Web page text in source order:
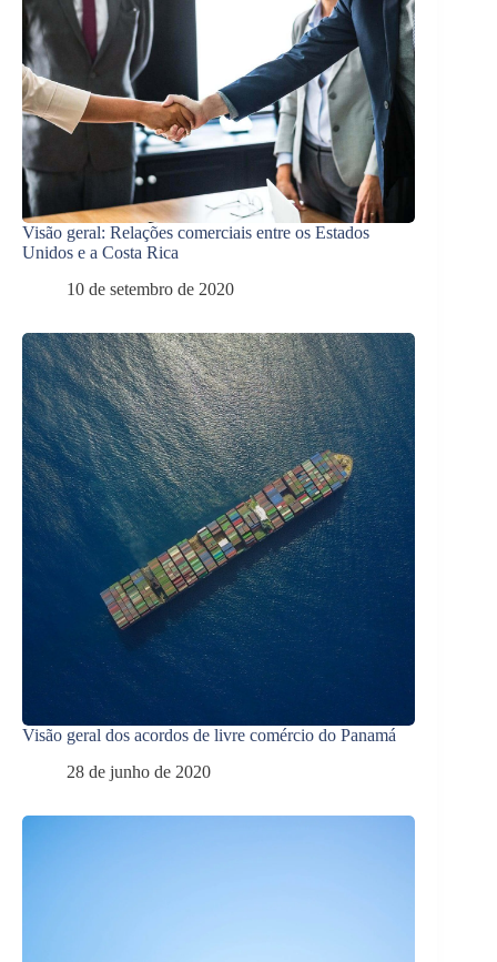
Visão geral: Relações comerciais entre os Estados
Unidos e a Costa Rica
10 de setembro de 2020
Visão geral dos acordos de livre comércio do Panamá
28 de junho de 2020